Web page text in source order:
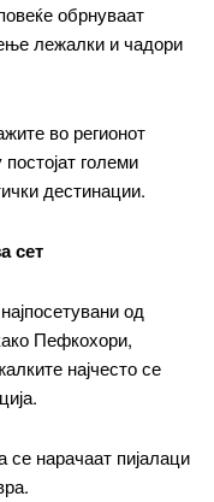
обрнуваат
лежалки и чадори
во регионот
големи
дестинации.
сет
од
Пефкохори,
најчесто се
се нарачаат пијалаци